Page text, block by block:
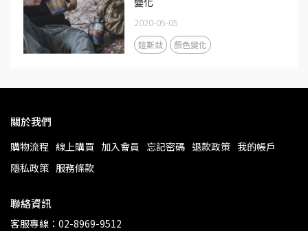
2020-05-05
鎧斯鈦 顏色變化
關於我們
購物流程 線上購買 加入會員 忘記密碼 退款政策 我的帳戶
隱私政策 服務條款
聯絡資訊
客服專線：02-8969-9512